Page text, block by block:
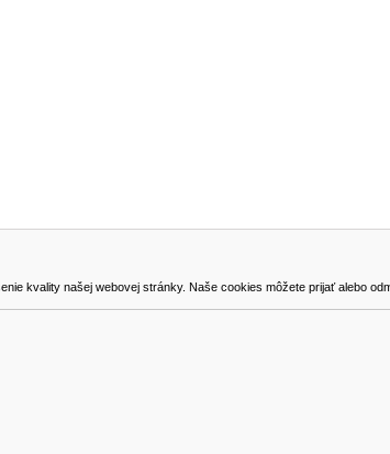
kvality našej webovej stránky. Naše cookies môžete prijať alebo